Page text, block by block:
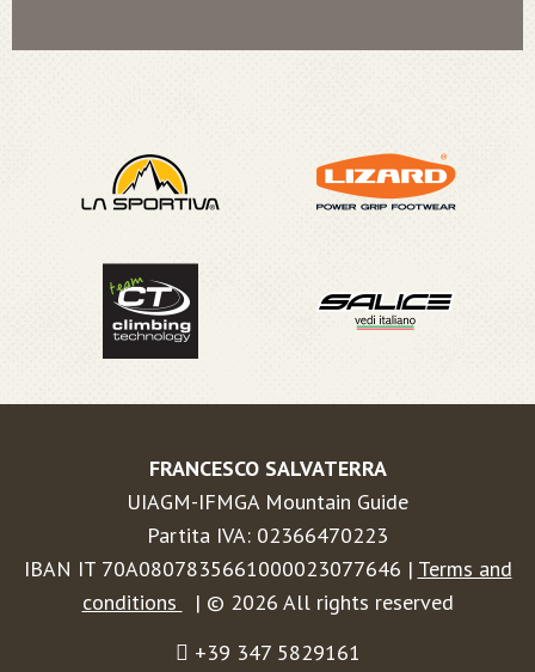
FRANCESCO SALVATERRA
UIAGM-IFMGA Mountain Guide
Partita IVA: 02366470223
IBAN IT 70A0807835661000023077646 | Terms and
conditions
| © 2026 All rights reserved
+39 347 5829161